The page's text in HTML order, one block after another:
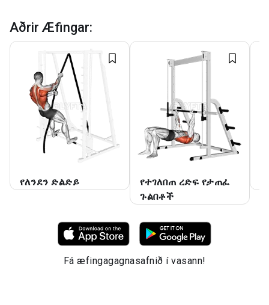
Aðrir Æfingar:
የለንደን ድልድይ
የተገለበጠ ረድፍ የታጠፈ
ጉልበቶች
Fá æfingagagnasafnið í vasann!